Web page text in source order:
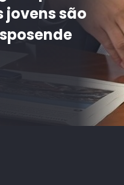
de Cali
artístico